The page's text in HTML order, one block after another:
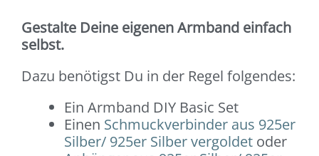
Gestalte Deine eigenen Armband einfach
selbst.
Dazu benötigst Du in der Regel folgendes:
Ein Armband DIY Basic Set
Einen Schmuckverbinder aus 925er
Silber/ 925er Silber vergoldet oder